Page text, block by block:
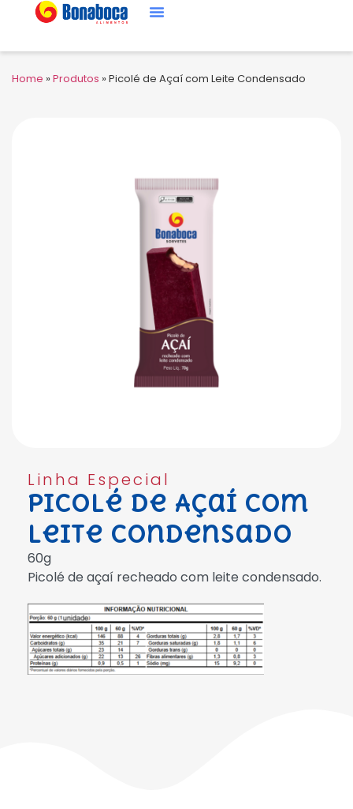
Home »Produtos »Picolé de Açaí com Leite Condensado
Linha Especial
Picolé de Açaí com
Leite Condensado
60g
Picolé de açaí recheado com leite condensado.